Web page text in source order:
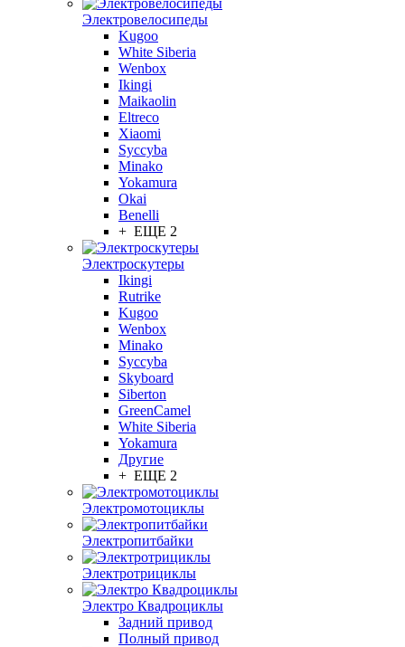
Электровелосипеды
Kugoo
White Siberia
Wenbox
Ikingi
Maikaolin
Eltreco
Xiaomi
Syccyba
Minako
Yokamura
Okai
Benelli
+ ЕЩЕ 2
Электроскутеры
Ikingi
Rutrike
Kugoo
Wenbox
Minako
Syccyba
Skyboard
Siberton
GreenCamel
White Siberia
Yokamura
Другие
+ ЕЩЕ 2
Электромотоциклы
Электропитбайки
Электротрициклы
Электро Квадроциклы
Задний привод
Полный привод